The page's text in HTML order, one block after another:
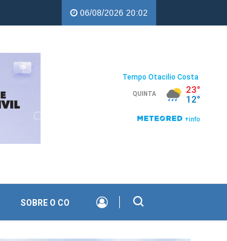
Troco Solidário da Copercampos deixa legado de
06/08/2026 20:02
SOBRE O CO